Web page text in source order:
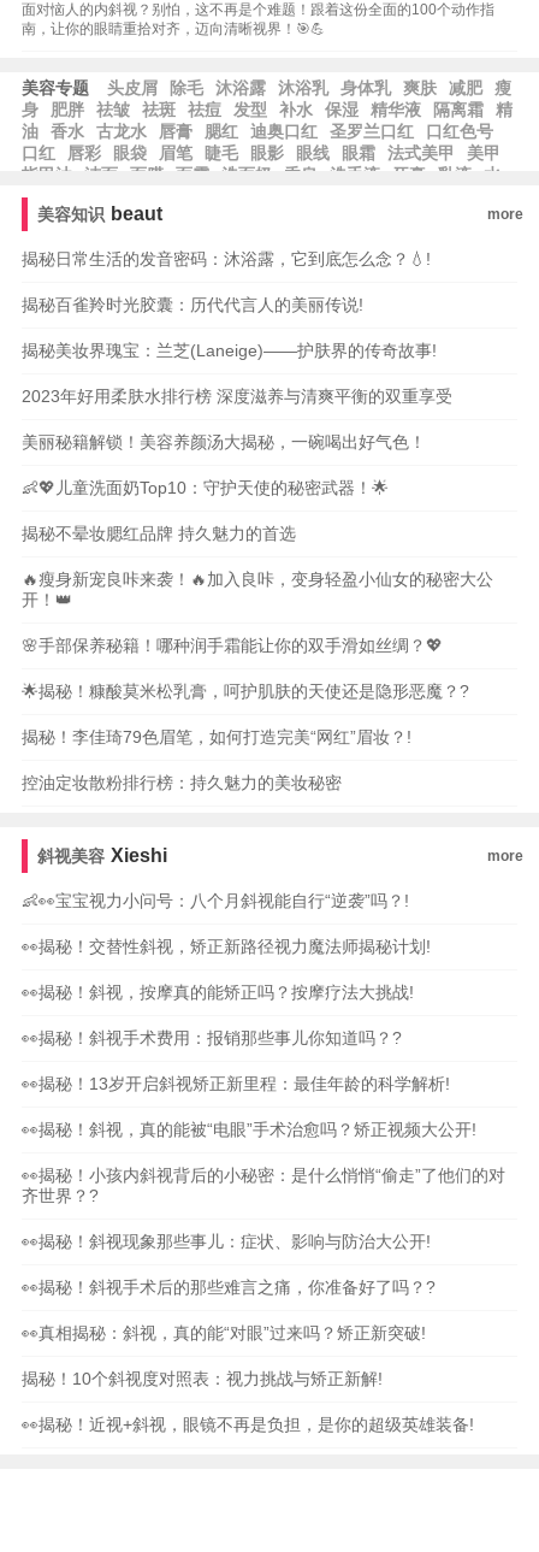
面对恼人的内斜视？别怕，这不再是个难题！跟着这份全面的100个动作指
南，让你的眼睛重拾对齐，迈向清晰视界！🎯💪
美容专题 头皮屑 除毛 沐浴露 沐浴乳 身体乳 爽肤 减肥
瘦
身
肥胖 祛皱 祛斑 祛痘 发型 补水 保湿 精华液 隔离霜
精
油
香水 古龙水 唇膏 腮红 迪奥口红 圣罗兰口红
口红色号
口红
唇彩 眼袋 眉笔 睫毛 眼影 眼线 眼霜 法式美甲
美甲
指甲油
洁面 面膜 面霜 洗面奶 香皂 洗手液 牙膏 乳液
水
乳
美容知识 beaut more
揭秘日常生活的发音密码：沐浴露，它到底怎么念？💧!
揭秘百雀羚时光胶囊：历代代言人的美丽传说!
揭秘美妆界瑰宝：兰芝(Laneige)——护肤界的传奇故事!
2023年好用柔肤水排行榜 深度滋养与清爽平衡的双重享受
美丽秘籍解锁！美容养颜汤大揭秘，一碗喝出好气色！
👶💖儿童洗面奶Top10：守护天使的秘密武器！🌟
揭秘不晕妆腮红品牌 持久魅力的首选
🔥瘦身新宠良咔来袭！🔥加入良咔，变身轻盈小仙女的秘密大公
开！👑
🌸手部保养秘籍！哪种润手霜能让你的双手滑如丝绸？💖
🌟揭秘！糠酸莫米松乳膏，呵护肌肤的天使还是隐形恶魔？?
揭秘！李佳琦79色眉笔，如何打造完美“网红”眉妆？!
控油定妆散粉排行榜：持久魅力的美妆秘密
斜视美容 Xieshi more
👶👀宝宝视力小问号：八个月斜视能自行“逆袭”吗？!
👀揭秘！交替性斜视，矫正新路径视力魔法师揭秘计划!
👀揭秘！斜视，按摩真的能矫正吗？按摩疗法大挑战!
👀揭秘！斜视手术费用：报销那些事儿你知道吗？?
👀揭秘！13岁开启斜视矫正新里程：最佳年龄的科学解析!
👀揭秘！斜视，真的能被“电眼”手术治愈吗？矫正视频大公开!
👀揭秘！小孩内斜视背后的小秘密：是什么悄悄“偷走”了他们的对
齐世界？?
👀揭秘！斜视现象那些事儿：症状、影响与防治大公开!
👀揭秘！斜视手术后的那些难言之痛，你准备好了吗？?
👀真相揭秘：斜视，真的能“对眼”过来吗？矫正新突破!
揭秘！10个斜视度对照表：视力挑战与矫正新解!
👀揭秘！近视+斜视，眼镜不再是负担，是你的超级英雄装备!